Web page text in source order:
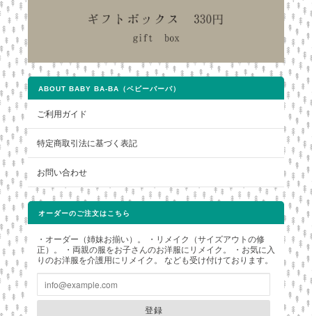
ABOUT BABY BA-BA（ベビーバーバ）
ご利用ガイド
特定商取引法に基づく表記
お問い合わせ
オーダーのご注文はこちら
・オーダー（姉妹お揃い）。 ・リメイク（サイズアウトの修
正）。 ・両親の服をお子さんのお洋服にリメイク。 ・お気に入
りのお洋服を介護用にリメイク。 なども受け付けております。
登録